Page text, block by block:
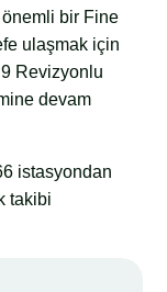
önemli bir Fine
ulaşmak için
Revizyonlu
devam
istasyondan
takibi